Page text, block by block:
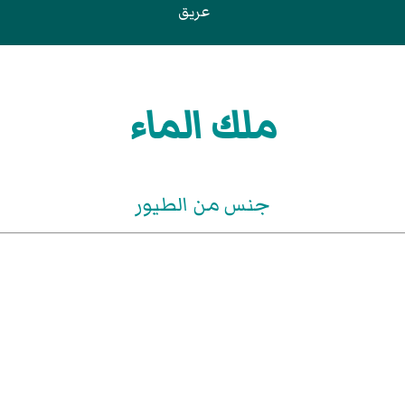
عريق
ملك الماء
جنس من الطيور